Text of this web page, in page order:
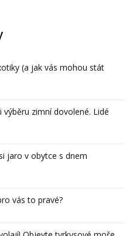
(a jak vás mohou stát
zimní dovolené. Lidé
jaro v obytce s dnem
vás to pravé?